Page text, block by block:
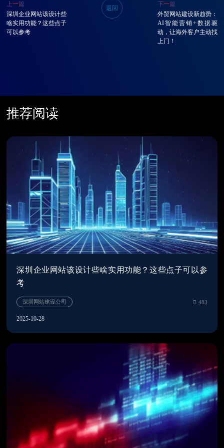
上一篇
深圳企业网站该设计些
啥实用功能？这些点子
可以参考
返回
下一篇
外贸网站建设新趋势：
AI智能营销+数据驱
动，让海外客户主动找
上门！
推荐阅读
深圳企业网站该设计些啥实用功能？这些点子可以参
考
2025-10-28